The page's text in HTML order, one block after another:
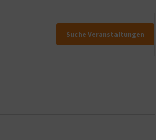
Suche Veranstaltungen